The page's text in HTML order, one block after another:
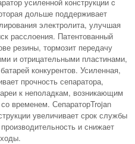
дольше поддерживает
электролита, улучшая
расслоения. Патентованный
резины, тормозит передачу
и отрицательными пластинами,
конкурентов. Усиленная,
прочность сепаратора,
к неполадкам, возникающим
временем. СепараторTrojan
увеличивает срок службы
и снижает